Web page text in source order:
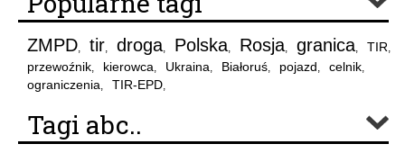
ZMPD, tir, droga, Polska, Rosja, granica, TIR,
przewoźnik, kierowca, Ukraina, Białoruś, pojazd, celnik,
ograniczenia, TIR-EPD,
Tagi abc..